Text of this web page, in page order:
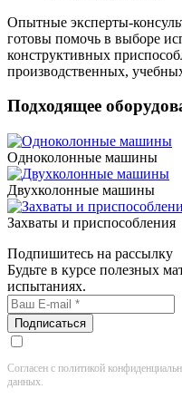
Опытные эксперты-
готовы помочь в выборе
конструктивных
производственных,
Подходящее
Одноколонные машины
Двухколонные машины
Захваты и приспособления
Подпишитесь на рассылку
Будьте в курсе полезных
испытаниях.
Согласен с политикой
данных.